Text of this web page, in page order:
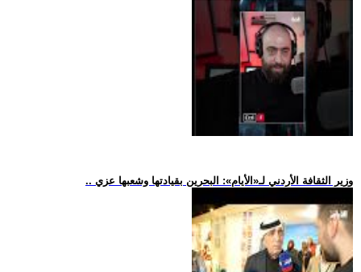
.. وزير الثقافة الأردني لـ«الأيام»: البحرين بقيادتها وشعبها عزي